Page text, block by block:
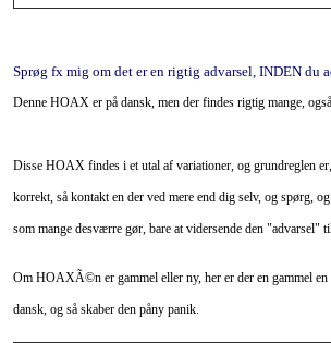
Sprøg fx mig om det er en rigtig advarsel, INDEN du
Denne HOAX er på dansk, men der findes rigtig mange,
Disse HOAX findes i et utal af variationer, og grundreglen
korrekt, så kontakt en der ved mere end dig selv, og spørg,
som mange desværre gør, bare at vidersende den "advarsel"
Om HOAXÃ©n er gammel eller ny, her er der en gammel
dansk, og så skaber den påny panik.